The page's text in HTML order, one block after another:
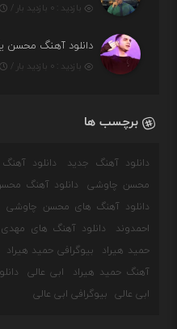
بازدید : ۰ بازدید بار /
بازدید : ۰ بازدید بار /
برچسب ها
دانلود آهنگ جدید دانلود آهنگ
محسن چاوشی
دانلود آهنگ
دانلود آهنگ های محسن چاوشی
احمدوند
دانلود آهنگ های مهدی
حمید هیراد
بیوگرافی حمید هیراد
آهنگ حمید هیراد
ابی عالی
ابی عالی
بیوگرافی ابی عالی